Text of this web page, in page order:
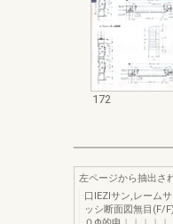
172
左ページから抽出さ
口IEZIサン,レーム
ッシ断面図無